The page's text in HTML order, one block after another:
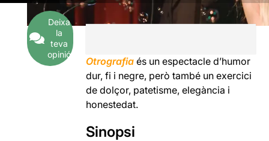
Deixa
la
teva
opinió
Otrografia és un espectacle d’humor
dur, fi i negre, però també un exercici
de dolçor, patetisme, elegància i
honestedat.
Sinopsi